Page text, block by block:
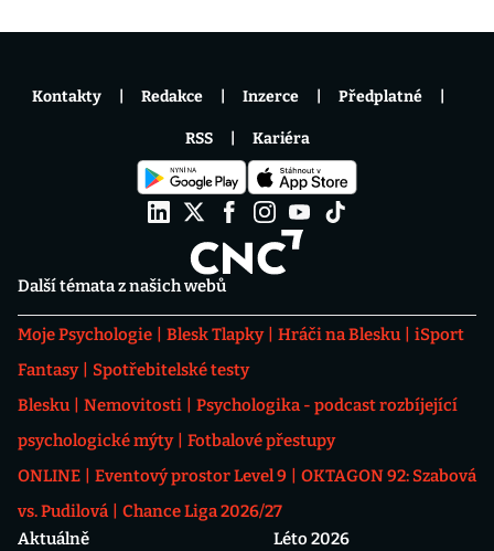
Další témata z našich webů
Moje Psychologie Blesk Tlapky Hráči na Blesku
iSport
Fantasy
Spotřebitelské testy
Blesku
Nemovitosti
Psychologika - podcast rozbíjející
psychologické mýty
Fotbalové přestupy
ONLINE
Eventový prostor Level 9
OKTAGON 92: Szabová
vs. Pudilová
Chance Liga 2026/27
Aktuálně
Léto 2026
Kontakty Redakce Inzerce Předplatné
RSS Kariéra